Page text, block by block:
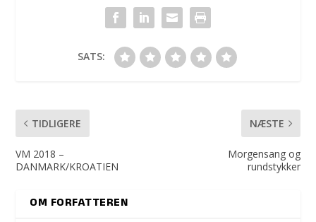
SATS:
TIDLIGERE
VM 2018 –
DANMARK/KROATIEN
NÆSTE
Morgensang og
rundstykker
OM FORFATTEREN